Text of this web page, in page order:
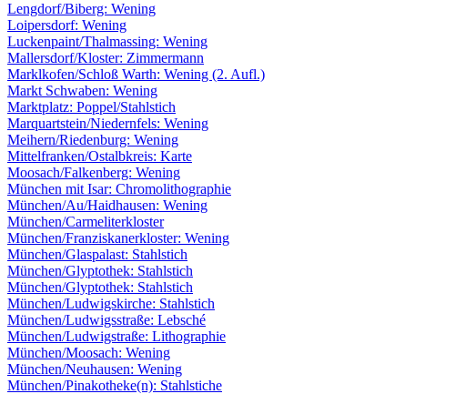
Lengdorf/Biberg: Wening
Loipersdorf: Wening
Luckenpaint/Thalmassing: Wening
Mallersdorf/Kloster: Zimmermann
Marklkofen/Schloß Warth: Wening (2. Aufl.)
Markt Schwaben: Wening
Marktplatz: Poppel/Stahlstich
Marquartstein/Niedernfels: Wening
Meihern/Riedenburg: Wening
Mittelfranken/Ostalbkreis: Karte
Moosach/Falkenberg: Wening
München mit Isar: Chromolithographie
München/Au/Haidhausen: Wening
München/Carmeliterkloster
München/Franziskanerkloster: Wening
München/Glaspalast: Stahlstich
München/Glyptothek: Stahlstich
München/Glyptothek: Stahlstich
München/Ludwigskirche: Stahlstich
München/Ludwigsstraße: Lebsché
München/Ludwigstraße: Lithographie
München/Moosach: Wening
München/Neuhausen: Wening
München/Pinakotheke(n): Stahlstiche